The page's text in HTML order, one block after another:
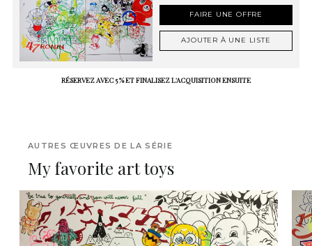
FAIRE UNE OFFRE
AJOUTER À UNE LISTE
RÉSERVEZ AVEC 5 % ET FINALISEZ L'ACQUISITION ENSUITE
AUTRES ŒUVRES DE LA SÉRIE
My favorite art toys